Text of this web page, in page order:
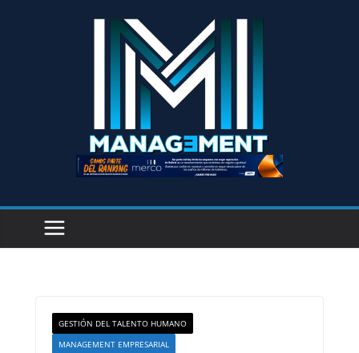
GESTIÓN DEL TALENTO HUMANO
MANAGEMENT EMPRESARIAL